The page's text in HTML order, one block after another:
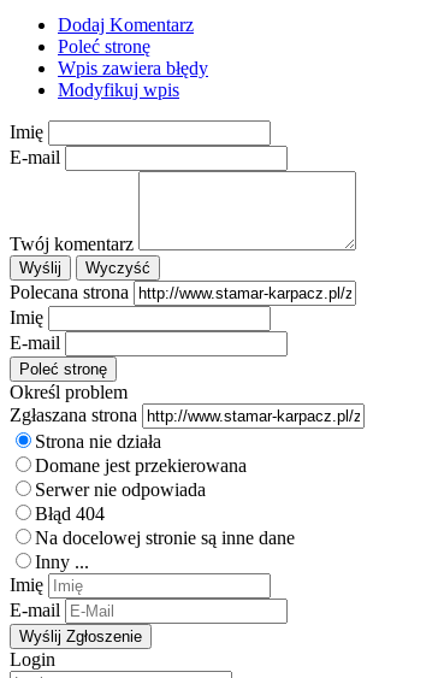
Dodaj Komentarz
Poleć stronę
Wpis zawiera błędy
Modyfikuj wpis
Imię
E-mail
Twój komentarz
Polecana strona
Imię
E-mail
Określ problem
Zgłaszana strona
Strona nie działa
Domane jest przekierowana
Serwer nie odpowiada
Błąd 404
Na docelowej stronie są inne dane
Inny ...
Imię
E-mail
Login